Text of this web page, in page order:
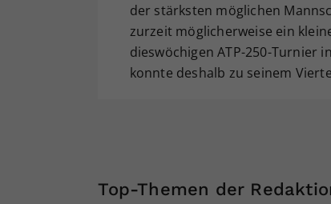
der stärksten möglichen
zurzeit möglicherweise ein
dieswöchigen ATP-250-Turnier
konnte deshalb zu seinem
Top-Themen der